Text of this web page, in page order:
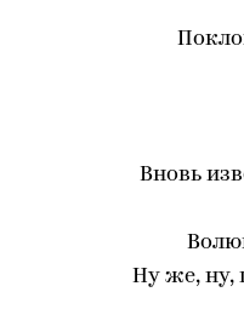
Вновь
Ну же, ну,